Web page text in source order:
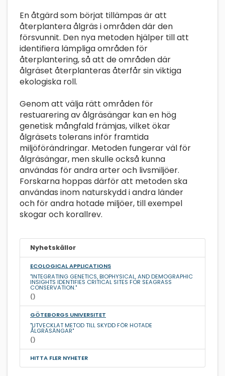
En åtgärd som börjat tillämpas är att
återplantera ålgräs i områden där den
försvunnit. Den nya metoden hjälper till att
identifiera lämpliga områden för
återplantering, så att de områden där
ålgräset återplanteras återfår sin viktiga
ekologiska roll.
Genom att välja rätt områden för
restuarering av ålgräsängar kan en hög
genetisk mångfald främjas, vilket ökar
ålgräsets tolerans inför framtida
miljöförändringar. Metoden fungerar väl för
ålgräsängar, men skulle också kunna
användas för andra arter och livsmiljöer.
Forskarna hoppas därför att metoden ska
användas inom naturskydd i andra länder
och för andra hotade miljöer, till exempel
skogar och korallrev.
Nyhetskällor
ECOLOGICAL APPLICATIONS
"INTEGRATING GENETICS, BIOPHYSICAL, AND DEMOGRAPHIC
INSIGHTS IDENTIFIES CRITICAL SITES FOR SEAGRASS
CONSERVATION."
()
GÖTEBORGS UNIVERSITET
"UTVECKLAT METOD TILL SKYDD FÖR HOTADE
ÅLGRÄSÄNGAR"
()
HITTA FLER NYHETER